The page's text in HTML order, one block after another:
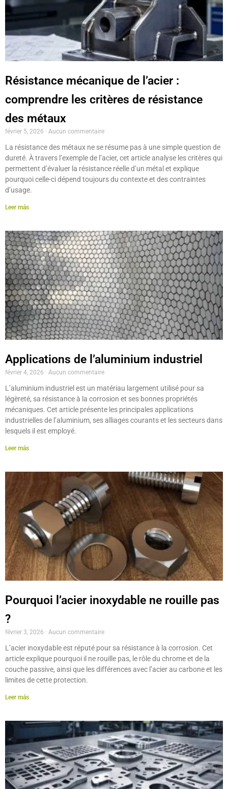
Résistance mécanique de l’acier :
comprendre les critères de résistance
des métaux
février 5, 2026 Aucun commentaire
La résistance des métaux ne se résume pas à une simple question de
dureté. À travers l’exemple de l’acier, cet article analyse les critères qui
permettent d’évaluer la résistance réelle d’un métal et explique
pourquoi celle-ci dépend toujours du contexte et des contraintes
d’usage.
Leer más
Applications de l’aluminium industriel
février 4, 2026 Aucun commentaire
L’aluminium industriel est un matériau largement utilisé pour sa
légèreté, sa résistance à la corrosion et ses bonnes propriétés
mécaniques. Cet article présente les principales applications
industrielles de l’aluminium, ses alliages courants et les secteurs dans
lesquels il est employé.
Leer más
Pourquoi l’acier inoxydable ne rouille pas
?
février 3, 2026 Aucun commentaire
L’acier inoxydable est réputé pour sa résistance à la corrosion. Cet
article explique pourquoi il ne rouille pas, le rôle du chrome et de la
couche passive, ainsi que les différences avec l’acier au carbone et les
limites de cette protection.
Leer más